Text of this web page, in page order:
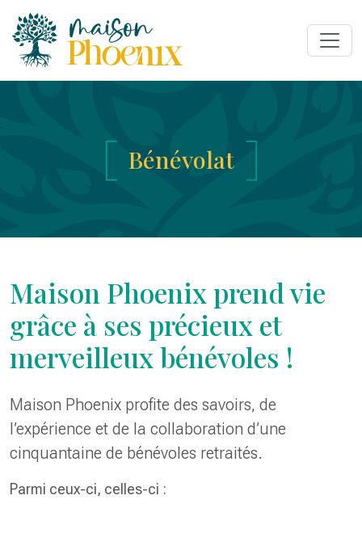
Bénévolat
Maison Phoenix prend vie
grâce à ses précieux et
merveilleux bénévoles !
Maison Phoenix profite des savoirs, de
l’expérience et de la collaboration d’une
cinquantaine de bénévoles retraités.
Parmi ceux-ci, celles-ci :